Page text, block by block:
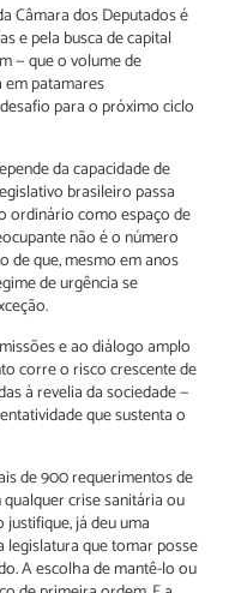
Câmara dos Deputados é
e pela busca de capital
— que o volume de
patamares
para o próximo ciclo
da capacidade de
brasileiro passa
ordinário como espaço de
não é o número
de que, mesmo em anos
de urgência se
e ao diálogo amplo
corre o risco crescente de
à revelia da sociedade —
que sustenta o
de 900 requerimentos de
crise sanitária ou
já deu uma
legislatura que tomar posse
A escolha de mantê-lo ou